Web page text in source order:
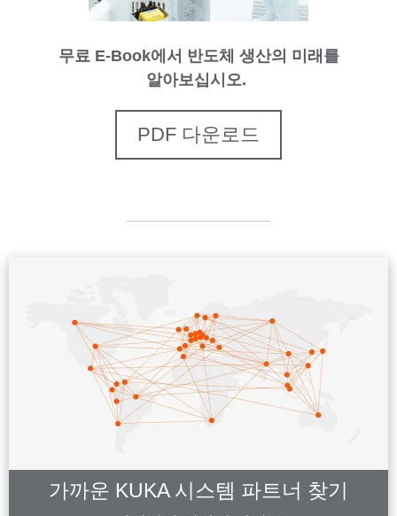
무료 E-Book에서 반도체 생산의 미래를
알아보십시오.
PDF 다운로드
가까운 KUKA 시스템 파트너 찾기